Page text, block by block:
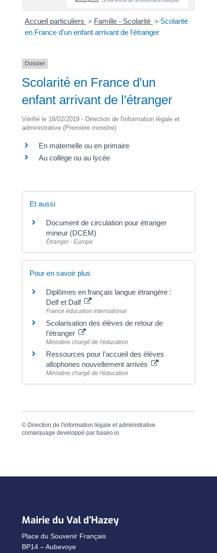
Accueil particuliers > Famille - Scolarité > Scolarité
en France d'un enfant arrivant de l'étranger
Dossier
Scolarité en France d'un
enfant arrivant de l'étranger
Vérifié le 18/02/2019 - Direction de l'information légale et
administrative (Première ministre)
En maternelle ou en primaire
Au collège ou au lycée
Et aussi
Document de circulation pour étranger
mineur (DCEM)
Étranger - Europe
Pour en savoir plus
Diplômes en français langue étrangère :
Delf et Dalf
France éducation international
Scolarisation des élèves de retour de
l'étranger
Ministère chargé de l'éducation
Ressources pour l'accueil des élèves
allophones nouvellement arrivés
Ministère chargé de l'éducation
© Direction de l'information légale et administrative
comarquage developpé par baseo.io
Mairie du Val d’Hazey
Place du Souvenir Français
BP14 – Aubevoye